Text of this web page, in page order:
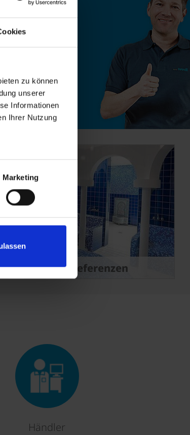
zu können
unserer
Informationen
Ihrer Nutzung
Marketing
Referenzen
Händler